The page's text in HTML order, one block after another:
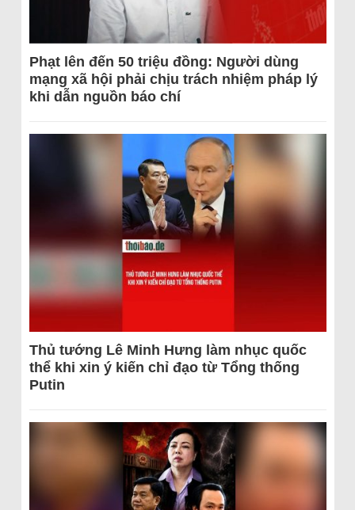
Phạt lên đến 50 triệu đồng: Người dùng
mạng xã hội phải chịu trách nhiệm pháp lý
khi dẫn nguồn báo chí
Thủ tướng Lê Minh Hưng làm nhục quốc
thể khi xin ý kiến chỉ đạo từ Tổng thống
Putin